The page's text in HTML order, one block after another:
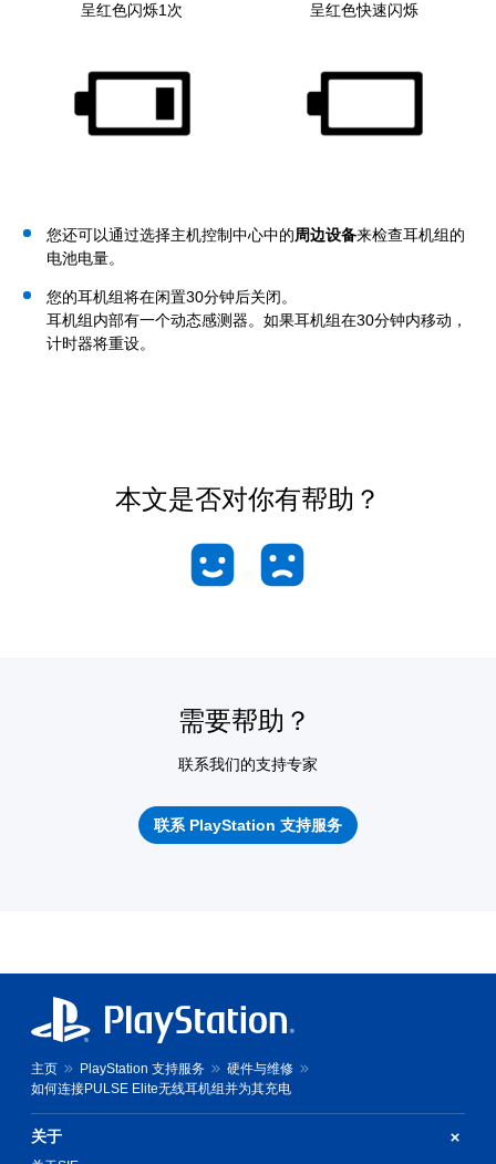
呈红色闪烁1次
呈红色快速闪烁
您还可以通过选择主机控制中心中的周边设备来检查耳机组的
电池电量。
您的耳机组将在闲置30分钟后关闭。
耳机组内部有一个动态感测器。如果耳机组在30分钟内移动，
计时器将重设。
本文是否对你有帮助？
需要帮助？
联系我们的支持专家
联系 PlayStation 支持服务
主页 PlayStation 支持服务
硬件与维修
如何连接PULSE Elite无线耳机组并为其充电
关于